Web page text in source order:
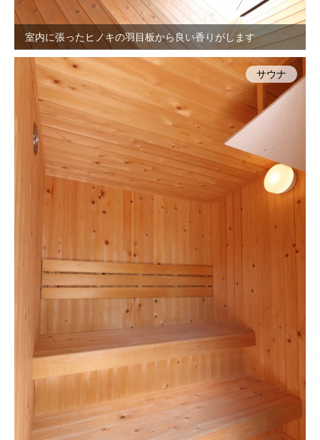
室内に張ったヒノキの羽目板から良い香りがします
サウナ